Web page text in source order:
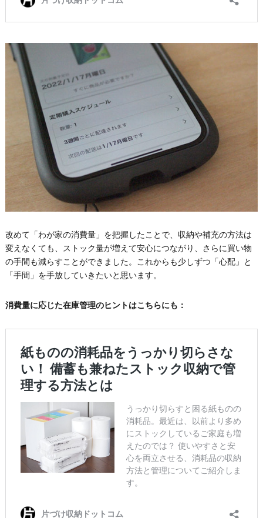
改めて「わが家の消費量」を把握したことで、収納や補充の方法は
変えなくても、ストック量が増えて安⼼につながり、さらに買い物
の⼿間も減らすことができました。これからも少しずつ「⼼配」と
「⼿間」を⼿放していきたいと思います。
消費量に応じた在庫管理のヒントはこちらにも：